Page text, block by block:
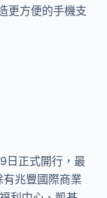
更方便的手機支
日正式開行，最
兆豐國際商業